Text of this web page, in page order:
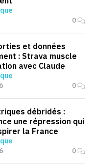
0
et données
: Strava muscle
avec Claude
0
débridés :
une répression qui
la France
0